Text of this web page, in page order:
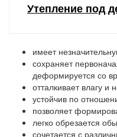
Утепление под
имеет
сохраняет
деформируется со
отталкивает влагу и
устойчив по
позволяет
легко обрезается
сочетается с